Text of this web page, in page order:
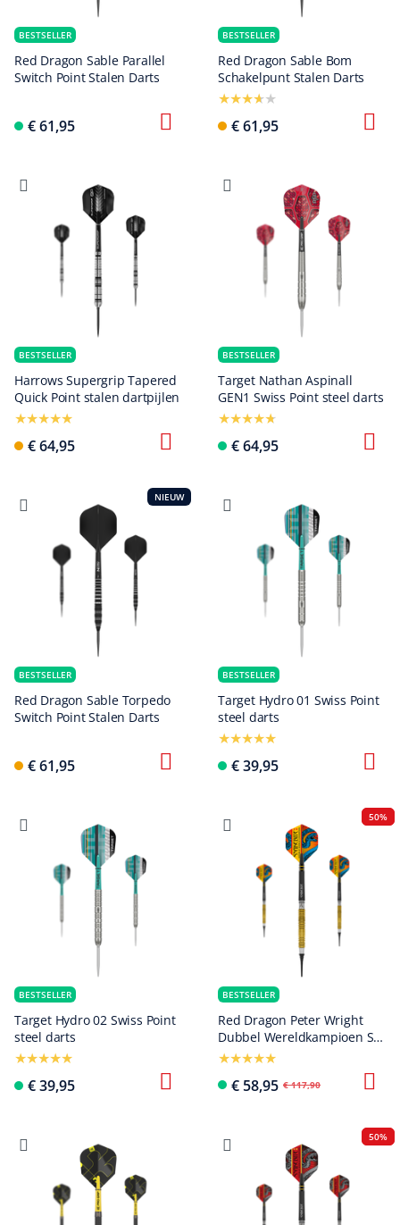
BESTSELLER
Red Dragon Sable Parallel
Switch Point Stalen Darts
€ 61,95
BESTSELLER
Red Dragon Sable Bom
Schakelpunt Stalen Darts
€ 61,95
BESTSELLER
Harrows Supergrip Tapered
Quick Point stalen dartpijlen
€ 64,95
BESTSELLER
Target Nathan Aspinall
GEN1 Swiss Point steel darts
€ 64,95
NIEUW
BESTSELLER
Red Dragon Sable Torpedo
Switch Point Stalen Darts
€ 61,95
BESTSELLER
Target Hydro 01 Swiss Point
steel darts
€ 39,95
BESTSELLER
Target Hydro 02 Swiss Point
steel darts
€ 39,95
50%
BESTSELLER
Red Dragon Peter Wright
Dubbel Wereldkampioen SE
Gold Plus Softdarts - 20g
€ 58,95 € 117,90
50%